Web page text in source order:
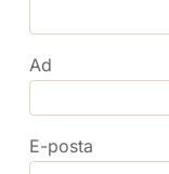
Ad
E-posta